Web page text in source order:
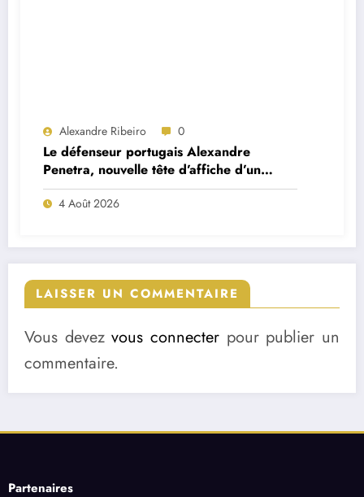
Alexandre Ribeiro 0
Le défenseur portugais Alexandre
Penetra, nouvelle tête d’affiche d’un
projet très ambitieux
4 Août 2026
LAISSER UN COMMENTAIRE
Vous devezvous connecter pour publier un
commentaire.
Partenaires